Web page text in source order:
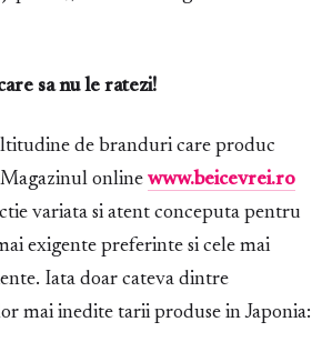
sa nu le ratezi!
de branduri care produc
Magazinul online www.beicevrei.ro
variata si atent conceputa pentru
exigente preferinte si cele mai
Iata doar cateva dintre
mai inedite tarii produse in Japonia: